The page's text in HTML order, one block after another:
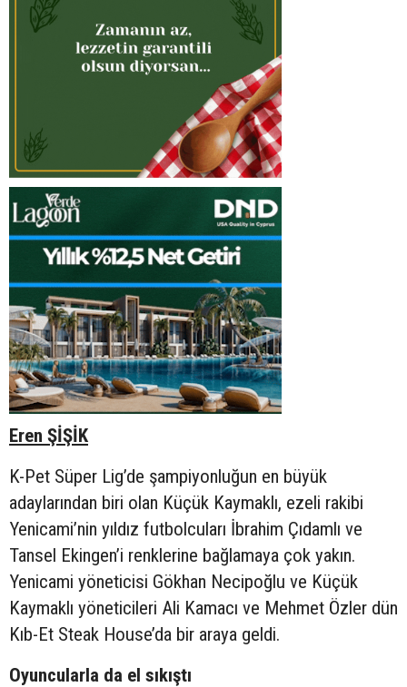
Eren ŞİŞİK
K-Pet Süper Lig’de şampiyonluğun en büyük
adaylarından biri olan Küçük Kaymaklı, ezeli rakibi
Yenicami’nin yıldız futbolcuları İbrahim Çıdamlı ve
Tansel Ekingen’i renklerine bağlamaya çok yakın.
Yenicami yöneticisi Gökhan Necipoğlu ve Küçük
Kaymaklı yöneticileri Ali Kamacı ve Mehmet Özler dün
Kıb-Et Steak House’da bir araya geldi.
Oyuncularla da el sıkıştı